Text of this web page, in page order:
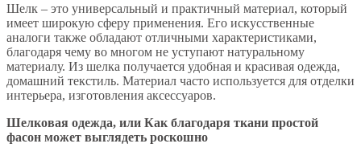
Шелк – это универсальный и практичный материал, который
имеет широкую сферу применения. Его искусственные
аналоги также обладают отличными характеристиками,
благодаря чему во многом не уступают натуральному
материалу. Из шелка получается удобная и красивая одежда,
домашний текстиль. Материал часто используется для отделки
интерьера, изготовления аксессуаров.
Шелковая одежда, или Как благодаря ткани простой
фасон может выглядеть роскошно